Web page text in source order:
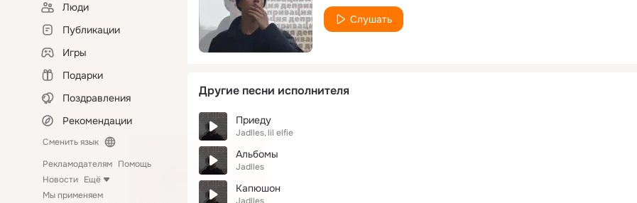
Люди
Публикации
Игры
Подарки
Поздравления
Рекомендации
Сменить язык
Рекламодателям Помощь
Новости Ещё
Мы применяем
Слушать
Другие песни исполнителя
Приеду
Jadlles lil elfie
Альбомы
Jadlles
Капюшон